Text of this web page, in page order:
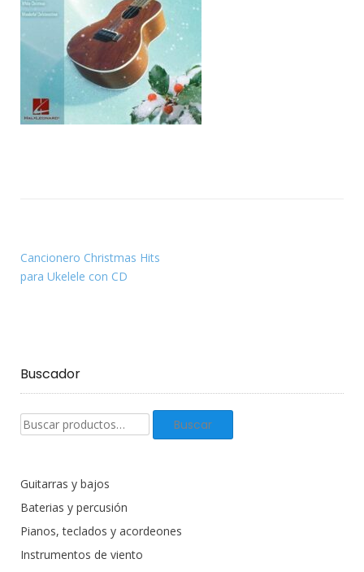
Cancionero Christmas Hits
para Ukelele con CD
Buscador
Buscar
productos:
Buscar
Guitarras y bajos
Baterias y percusión
Pianos, teclados y acordeones
Instrumentos de viento